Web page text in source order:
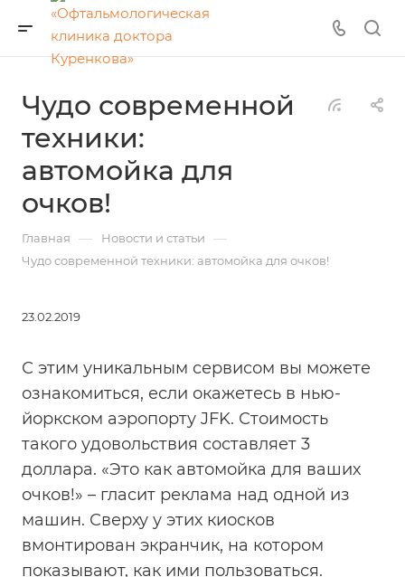
Чудо современной
техники:
автомойка для
очков!
Главная — Новости и статьи —
Чудо современной техники: автомойка для очков!
23.02.2019
С этим уникальным сервисом вы можете
ознакомиться, если окажетесь в нью-
йоркском аэропорту JFK. Стоимость
такого удовольствия составляет 3
доллара. «Это как автомойка для ваших
очков!» – гласит реклама над одной из
машин. Сверху у этих киосков
вмонтирован экранчик, на котором
показывают, как ими пользоваться.